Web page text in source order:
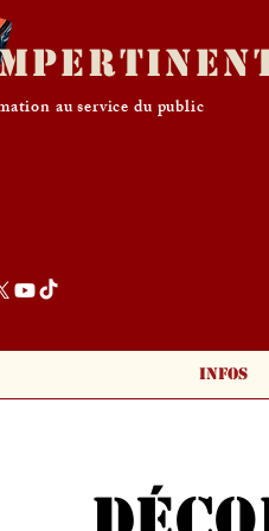
au service du public
Infos